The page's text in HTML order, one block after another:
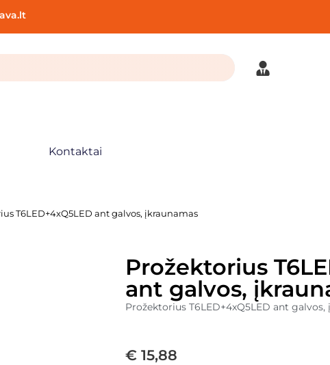
Kontaktai
T6LED+4xQ5LED ant galvos, įkraunamas
Prožektorius
ant galvos,
Prožektorius T6LED+4xQ5LED ant galvos,
€ 15,88